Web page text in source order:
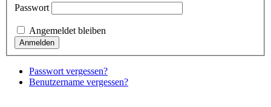
Passwort
Angemeldet bleiben
Passwort vergessen?
Benutzername vergessen?